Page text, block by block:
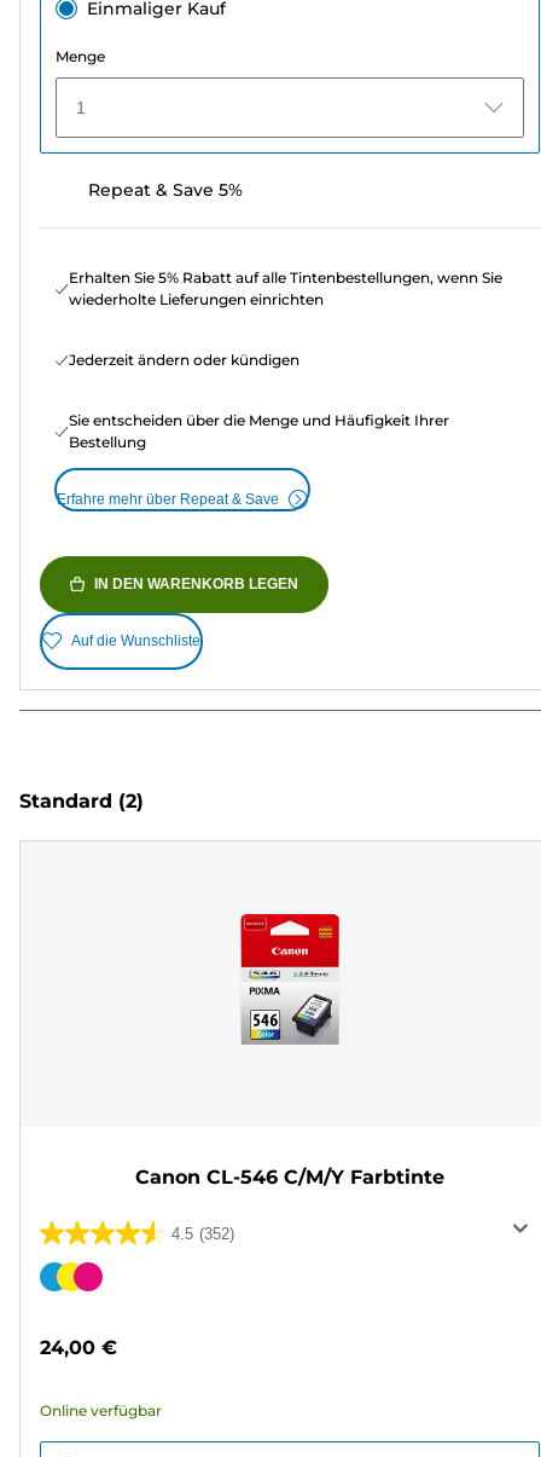
Einmaliger Kauf
Menge
1
Repeat & Save 5%
Erhalten Sie 5% Rabatt auf alle Tintenbestellungen, wenn Sie
wiederholte Lieferungen einrichten
Jederzeit ändern oder kündigen
Sie entscheiden über die Menge und Häufigkeit Ihrer
Bestellung
Erfahre mehr über Repeat & Save
IN DEN WARENKORB LEGEN
Auf die Wunschliste
Standard (2)
Canon CL-546 C/M/Y Farbtinte
4.5 (352)
4.5
von
352
Farbpatrone
24,00 €
Online verfügbar